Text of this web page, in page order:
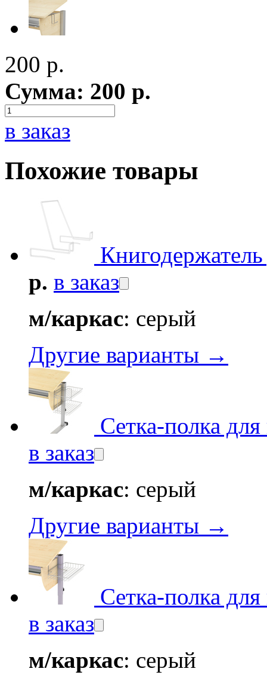
200 р.
Сумма: 200 р.
в заказ
Похожие товары
р. в заказ
м/каркас: серый
Другие варианты →
Сетка-полка
в заказ
м/каркас: серый
Другие варианты →
Сетка-полка
в заказ
м/каркас: серый